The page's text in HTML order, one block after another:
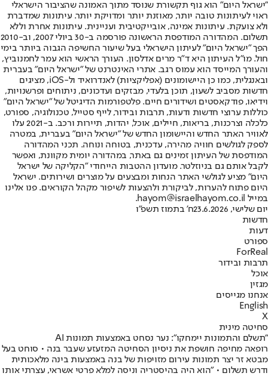
"ישראל היום" הוא גוף תקשורת שנוסד מתוך האמונה שהציבור הישראלי
ראוי לעיתונות טובה יותר, מאוזנת יותר ומדויקת יותר. עיתונות שמדברת
ולא צועקת. עיתונות אמינה, אובייקטיבית ועניינית. עיתונות אחרת וללא
תשלום. המהדורה המודפסת הראשונה פורסמה ב-30 ביולי 2007, וב-2010
הפך "ישראל היום" לעיתון הישראלי בעל שיעור החשיפה הגבוה ביותר בימי
חול. מו"ל העיתון היא ד"ר מרים אדלסון. העורך הראשי הוא עמר לחמנוביץ,
והעורך המייסד הוא עמוס רגב. אתרי האינטרנט של "ישראל היום" בעברית
ובאנגלית, כמו כן היישומונים (אפליקציות) לאנדרואיד ול-iOS, מציגים
חדשות מסביב לשעון, תוכן בלעדי, מבזקים ועדכונים, ניתוחים ופרשנויות,
וידיאו, פודקאסטים ושידורים חיים. פלטפורמות הדיגיטל של "ישראל היום"
כוללות ערוצי חדשות ודעות, תרבות ובידור, לייף סטייל, טכנולוגיה, ספורט,
כלכלה וצרכנות, בריאות, חיילים, אוכל, יהדות, תיירות ורכב. ב-2021 עלו
לאוויר האתר החדש והיישומון החדש של "ישראל היום" בעברית, במטרה
לספק לגולשים חוויה מהירה, עדכנית, בטוחה ונוחה. תכני המהדורה
המודפסת של העיתון זמינים גם באתר, במהדורה יומית מקוונת, ואפשר
לקבל אותם גם בניוזלטר. מועדון ההטבות הייחודי "הקליקה של ישראל
היום" מציע לגולשי האתר הנחות ומבצעים על מוצרים ושירותים. ישראל
היום פתוח להערות, לביקורת ולהצעות לשיפור מקהל הקוראים. פנו אלינו
במייל hayom@israelhayom.co.il.
יום שלישי, 23.6.2026
ח' בתמוז תשפ"ו
חדשות
דעות
ספורט
ForReal
תרבות ובידור
אוכל
מגזין
אנחנו מגייסים
English
X
סחיטה מינית
"תשלם והתמונות יימחקו": נער נסחט באמצעות תמונות AI
רופאה מחיפה חושפת את ניסיון הסחיטה המזעזע שעבר בנה • סוחט בעל
מבטא זר יצר תמונות עירום מזויפות של בנה באמצעות בינה מלאכותית
ודרש תשלום • "הוא היה בהיסטריה וניסה למלא פרטי אשראי, עצרתי אותו